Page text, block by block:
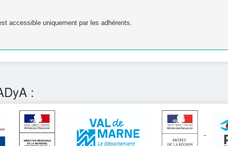
accessible uniquement par les adhérents.
: